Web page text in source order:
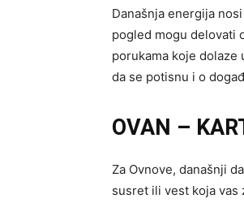
Današnja energija
pogled mogu delovati
porukama koje dolaze
da se potisnu i o
OVAN –
Za Ovnove, današnji
susret ili vest koja